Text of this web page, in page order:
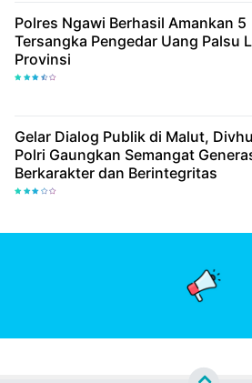
Polres Ngawi Berhasil Amankan 5
Tersangka Pengedar Uang Palsu
Provinsi
Gelar Dialog Publik di Malut,
Polri Gaungkan Semangat
Berkarakter dan Berintegritas